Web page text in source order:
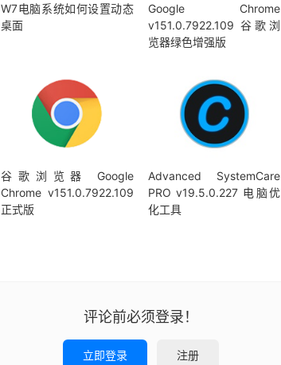
W7电脑系统如何设置动态
桌面
Google Chrome
v151.0.7922.109 谷歌浏
览器绿色增强版
谷歌浏览器 Google
Chrome v151.0.7922.109
正式版
Advanced SystemCare
PRO v19.5.0.227 电脑优
化工具
评论前必须登录！
立即登录 注册